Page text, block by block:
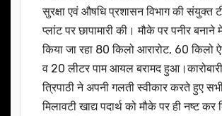
सुरक्षा एवं औषधि प्रशासन विभाग की संयुक्त
प्लांट पर छापामारी की। मौके पर पनीर बनाने
किया जा रहा 80 किलो आरारोट, 60 किलो
व 20 लीटर पाम आयल बरामद
त्रिपाठी ने अपनी गलती स्वीकार करते हुए
मिलावटी खाद्य पदार्थ को मौके पर ही नष्ट कर